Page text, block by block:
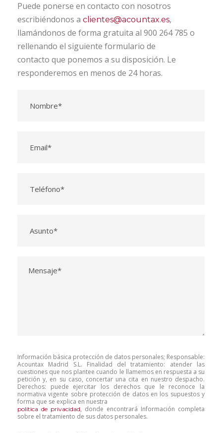
Puede ponerse en contacto con nosotros
escribiéndonos a clientes@acountax.es,
llamándonos de forma gratuita al 900 264 785 o
rellenando el siguiente formulario de
contacto que ponemos a su disposición. Le
responderemos en menos de 24 horas.
Información básica protección de datos personales; Responsable:
Acountax Madrid S.L. Finalidad del tratamiento: atender las
cuestiones que nos plantee cuando le llamemos en respuesta a su
petición y, en su caso, concertar una cita en nuestro despacho.
Derechos: puede ejercitar los derechos que le reconoce la
normativa vigente sobre protección de datos en los supuestos y
forma que se explica en nuestra
política de privacidad, donde encontrará Información completa
sobre el tratamiento de sus datos personales.